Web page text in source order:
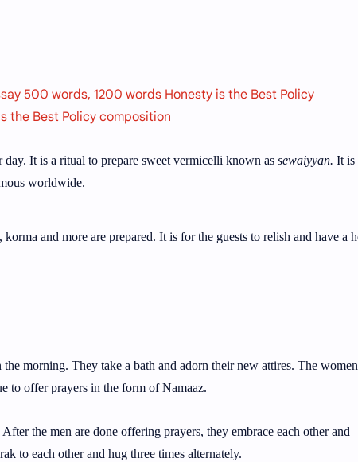
500 words, 1200 words Honesty is the Best Policy
the Best Policy composition
It is a ritual to prepare sweet vermicelli known as sewaiyyan. It is
worldwide.
and more are prepared. It is for the guests to relish and have a
morning. They take a bath and adorn their new attires. The
to offer prayers in the form of Namaaz.
the men are done offering prayers, they embrace each other and
to each other and hug three times alternately.